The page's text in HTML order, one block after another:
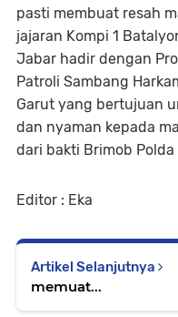
pasti membuat resah
jajaran Kompi 1
Jabar hadir dengan
Patroli Sambang
Garut yang bertujuan
dan nyaman kepada
dari bakti Brimob
Editor : Eka
Artikel Selanjutnya
memuat...